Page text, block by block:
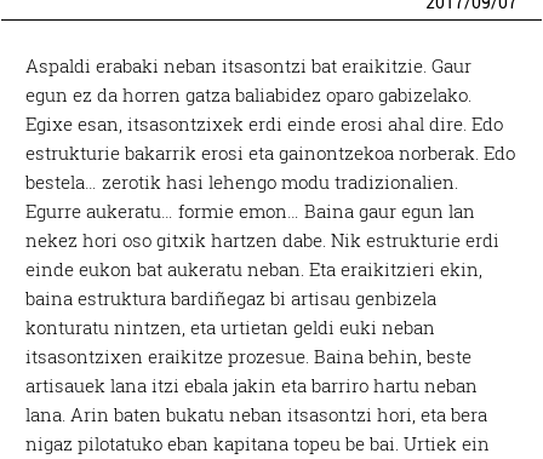
Aspaldi erabaki neban itsasontzi bat eraikitzie. Gaur
egun ez da horren gatza baliabidez oparo gabizelako.
Egixe esan, itsasontzixek erdi einde erosi ahal dire. Edo
estrukturie bakarrik erosi eta gainontzekoa norberak. Edo
bestela… zerotik hasi lehengo modu tradizionalien.
Egurre aukeratu… formie emon… Baina gaur egun lan
nekez hori oso gitxik hartzen dabe. Nik estrukturie erdi
einde eukon bat aukeratu neban. Eta eraikitzieri ekin,
baina estruktura bardiñegaz bi artisau genbizela
konturatu nintzen, eta urtietan geldi euki neban
itsasontzixen eraikitze prozesue. Baina behin, beste
artisauek lana itzi ebala jakin eta barriro hartu neban
lana. Arin baten bukatu neban itsasontzi hori, eta bera
nigaz pilotatuko eban kapitana topeu be bai. Urtiek ein